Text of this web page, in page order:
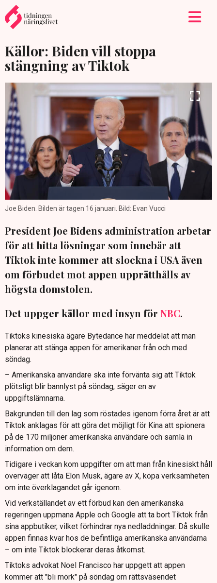
Källor: Biden vill stoppa
stängning av Tiktok
Joe Biden. Bilden är tagen 16 januari. Bild: Evan Vucci
President Joe Bidens administration arbetar
för att hitta lösningar som innebär att
Tiktok inte kommer att slockna i USA även
om förbudet mot appen upprätthålls av
högsta domstolen.
Det uppger källor med insyn för NBC.
Tiktoks kinesiska ägare Bytedance har meddelat att man
planerar att stänga appen för amerikaner från och med
söndag.
– Amerikanska användare ska inte förvänta sig att Tiktok
plötsligt blir bannlyst på söndag, säger en av
uppgiftslämnarna.
Bakgrunden till den lag som röstades igenom förra året är att
Tiktok anklagas för att göra det möjligt för Kina att spionera
på de 170 miljoner amerikanska användare och samla in
information om dem.
Tidigare i veckan kom uppgifter om att man från kinesiskt håll
överväger att låta Elon Musk, ägare av X, köpa verksamheten
om inte överklagandet går igenom.
Vid verkställandet av ett förbud kan den amerikanska
regeringen uppmana Apple och Google att ta bort Tiktok från
sina appbutiker, vilket förhindrar nya nedladdningar. Då skulle
appen finnas kvar hos de befintliga amerikanska användarna
– om inte Tiktok blockerar deras åtkomst.
Tiktoks advokat Noel Francisco har uppgett att appen
kommer att "bli mörk" på söndag om rättsväsendet